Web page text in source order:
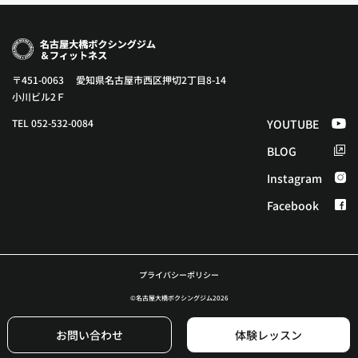
お問い合わせ 体験レッスン
〒451-0063 愛知県名古屋市西区押切2丁目8-14
小川ビル2Ｆ
TEL 052-532-0084
YOUTUBE
BLOG
Instagram
Facebook
プライバシーポリシー
©︎名古屋大橋ボクシングジム2026